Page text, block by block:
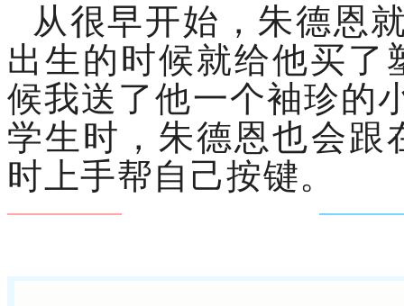
从很早开始，朱德恩
出生的时候就给他买了
候我送了他一个袖珍的
学生时，朱德恩也会跟
时上手帮自己按键。